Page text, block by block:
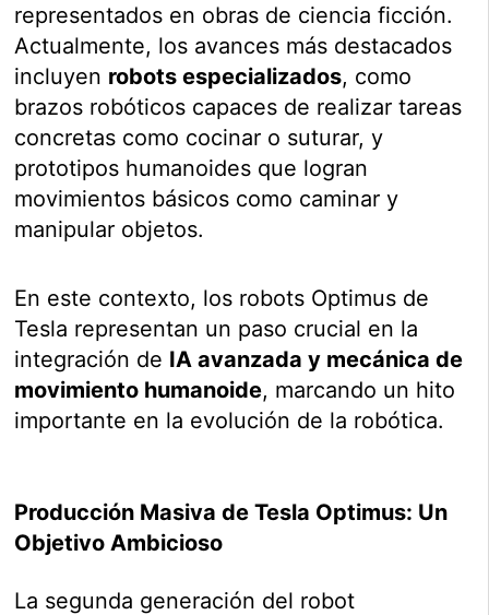
representados en obras de ciencia ficción.
Actualmente, los avances más destacados
incluyen robots especializados, como
brazos robóticos capaces de realizar tareas
concretas como cocinar o suturar, y
prototipos humanoides que logran
movimientos básicos como caminar y
manipular objetos.
En este contexto, los robots Optimus de
Tesla representan un paso crucial en la
integración de IA avanzada y mecánica de
movimiento humanoide, marcando un hito
importante en la evolución de la robótica.
Producción Masiva de Tesla Optimus: Un
Objetivo Ambicioso
La segunda generación del robot